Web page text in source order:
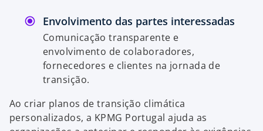
Envolvimento das partes interessadas
Comunicação transparente e
envolvimento de colaboradores,
fornecedores e clientes na jornada de
transição.
Ao criar planos de transição climática
personalizados, a KPMG Portugal ajuda as